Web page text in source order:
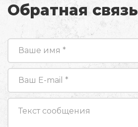
Обратная связь